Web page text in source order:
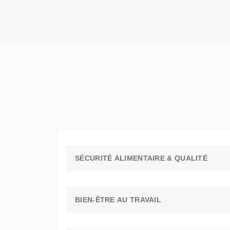
SÉCURITÉ ALIMENTAIRE & QUALITÉ
BIEN-ÊTRE AU TRAVAIL